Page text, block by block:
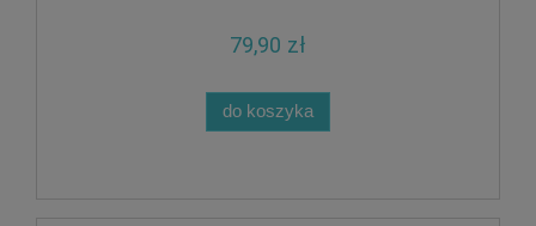
79,90 zł
do koszyka